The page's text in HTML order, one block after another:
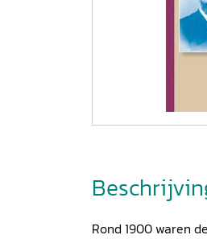
Rond 1900 waren